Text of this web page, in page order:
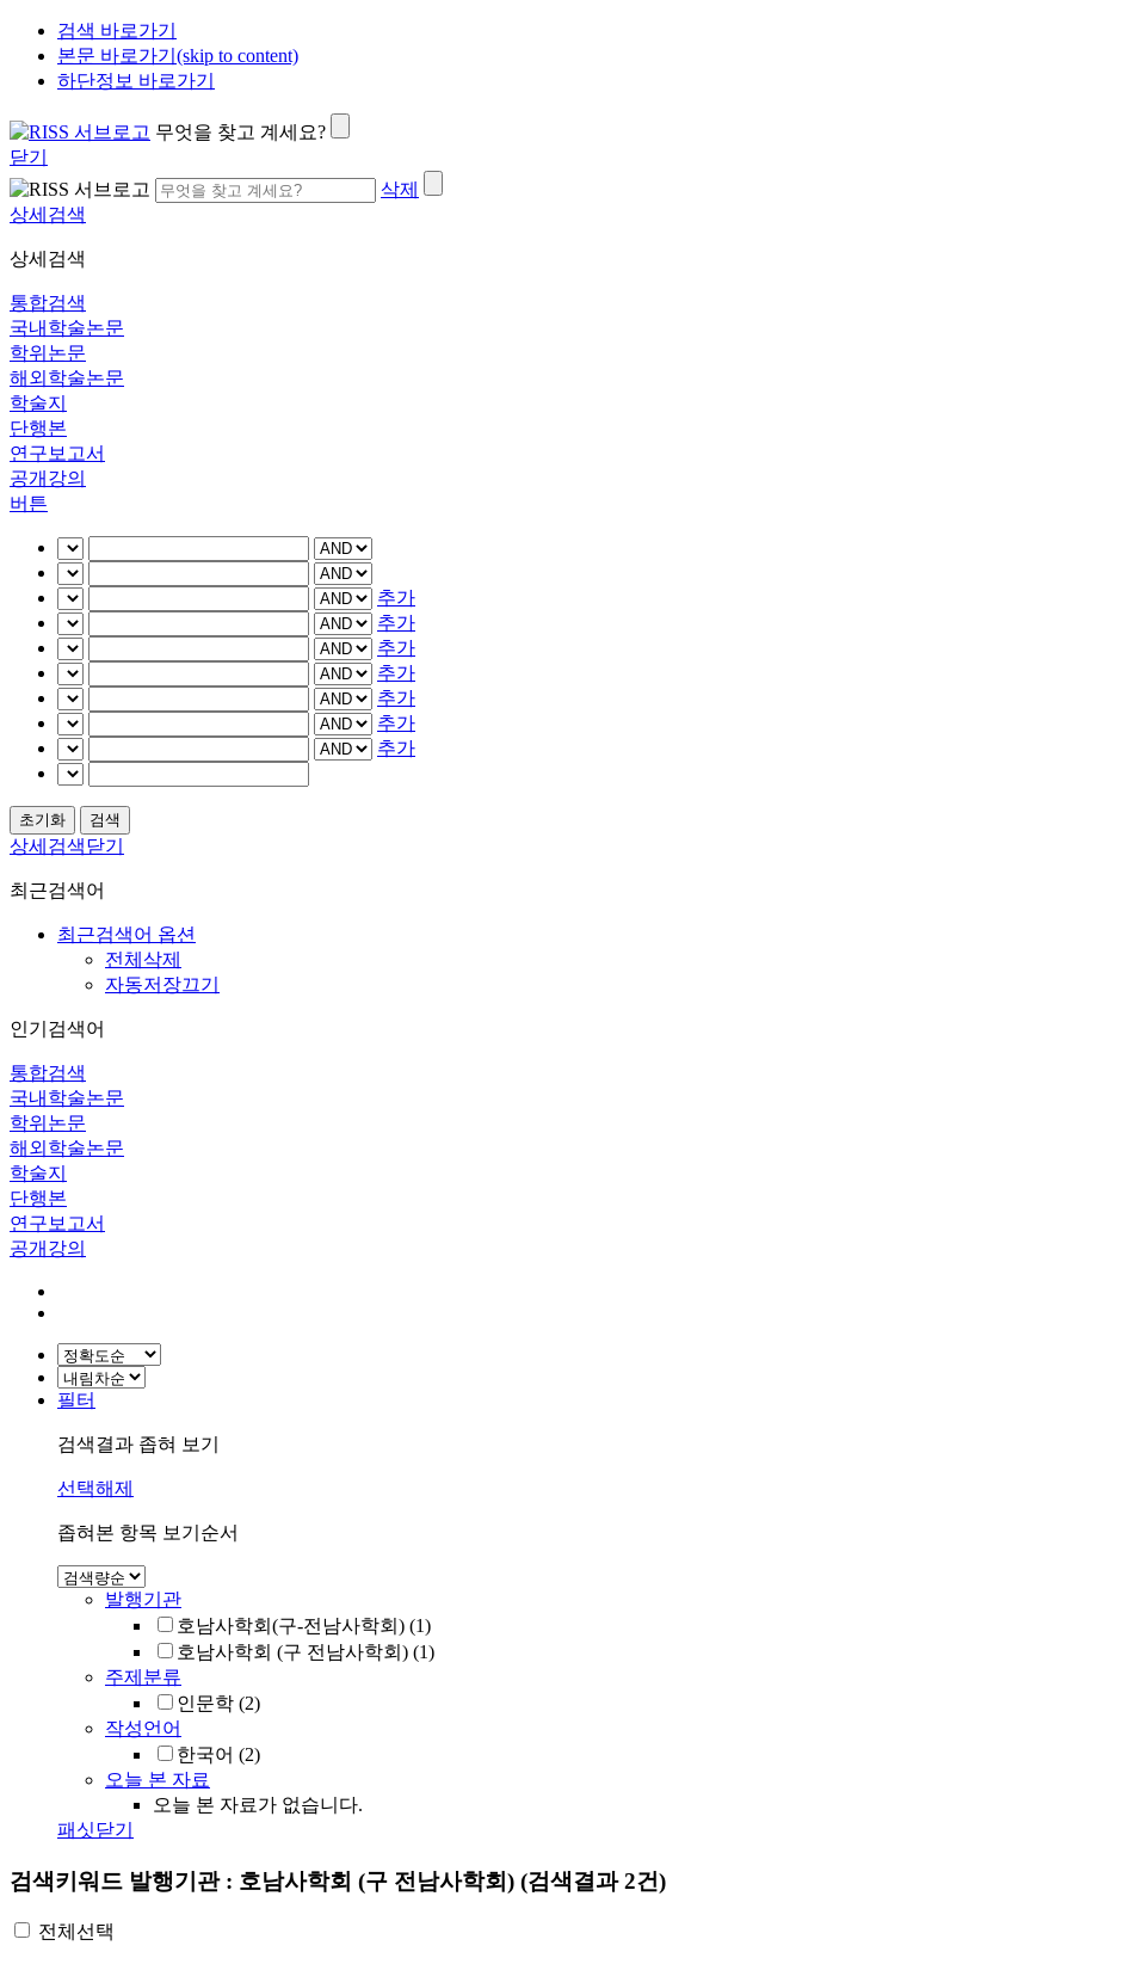
검색 바로가기
본문 바로가기(skip to content)
하단정보 바로가기
무엇을 찾고 계세요?
닫기
삭제
상세검색
상세검색
통합검색
국내학술논문
학위논문
해외학술논문
학술지
단행본
연구보고서
공개강의
버튼
추가
추가
추가
추가
추가
추가
추가
상세검색닫기
최근검색어
최근검색어 옵션
전체삭제
자동저장끄기
인기검색어
통합검색
국내학술논문
학위논문
해외학술논문
학술지
단행본
연구보고서
공개강의
필터
검색결과 좁혀 보기
선택해제
좁혀본 항목 보기순서
발행기관
호남사학회(구-전남사학회) (1)
호남사학회 (구 전남사학회) (1)
주제분류
인문학 (2)
작성언어
한국어 (2)
오늘 본 자료
오늘 본 자료가 없습니다.
패싯닫기
검색키워드 발행기관 : 호남사학회 (구 전남사학회) (검색결과 2건)
전체선택